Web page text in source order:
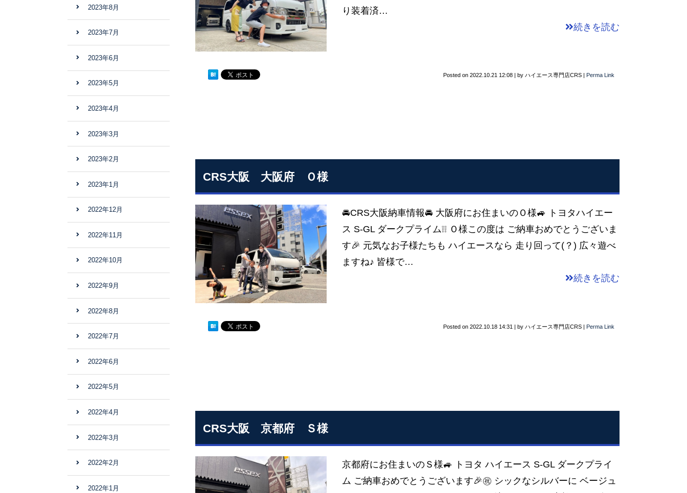
り装着済…
続きを読む
Posted on 2022.10.21 12:08 by ハイエース専門店CRS Perma Link
CRS大阪 大阪府 Ｏ様
🚘CRS大阪納車情報🚘 大阪府にお住まいのＯ様🚙 トヨタハイエー
ス S-GL ダークプライム❕❕ Ｏ様この度は ご納車おめでとうございま
す🎉 元気なお子様たちも ハイエースなら 走り回って(？) 広々遊べ
ますね♪ 皆様で…
続きを読む
Posted on 2022.10.18 14:31 | by ハイエース専門店CRS | Perma Link
CRS大阪 京都府 Ｓ様
京都府にお住まいのＳ様🚙 トヨタ ハイエース S-GL ダークプライ
ム ご納車おめでとうございます🎉㊗️ シックなシルバーに ベージュ
2023年8月
2023年7月
2023年6月
2023年5月
2023年4月
2023年3月
2023年2月
2023年1月
2022年12月
2022年11月
2022年10月
2022年9月
2022年8月
2022年7月
2022年6月
2022年5月
2022年4月
2022年3月
2022年2月
2022年1月